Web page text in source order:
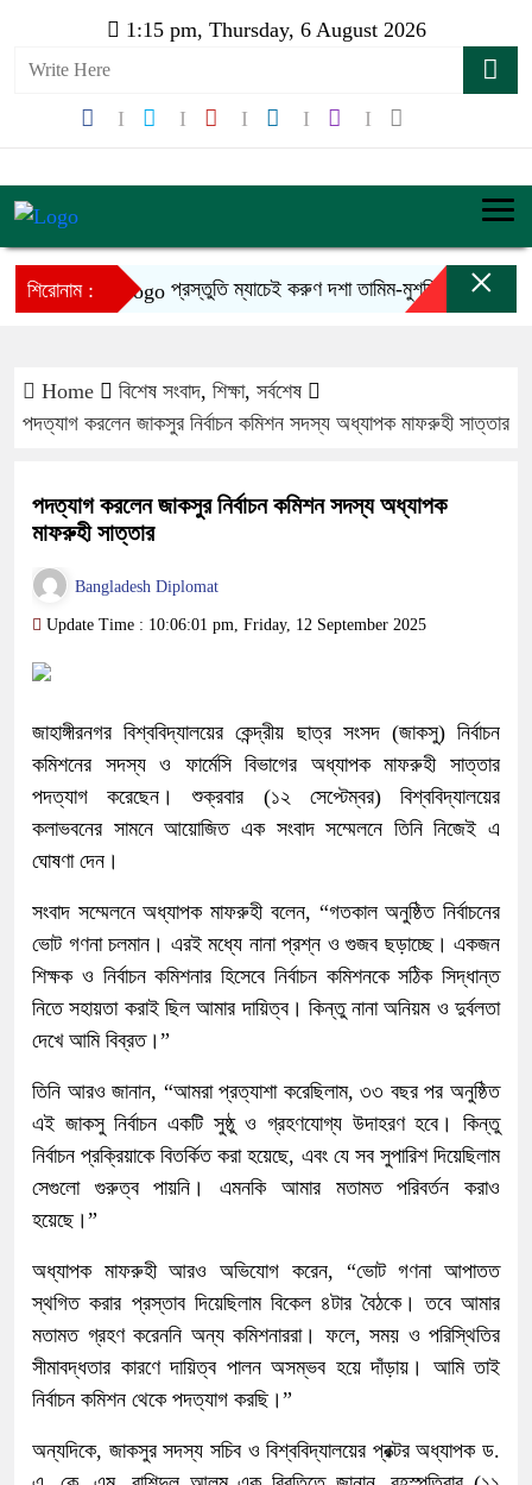
1:15 pm, Thursday, 6 August 2026
শিরোনাম : প্রস্তুতি ম্যাচেই করুণ দশা তামিম-মুশফিকদের ×
Home বিশেষ সংবাদ, শিক্ষা, সর্বশেষ
পদত্যাগ করলেন জাকসুর নির্বাচন কমিশন সদস্য অধ্যাপক মাফরুহী সাত্তার
পদত্যাগ করলেন জাকসুর নির্বাচন কমিশন সদস্য অধ্যাপক
মাফরুহী সাত্তার
Bangladesh Diplomat
Update Time : 10:06:01 pm, Friday, 12 September 2025
জাহাঙ্গীরনগর বিশ্ববিদ্যালয়ের কেন্দ্রীয় ছাত্র সংসদ (জাকসু) নির্বাচন
কমিশনের সদস্য ও ফার্মেসি বিভাগের অধ্যাপক মাফরুহী সাত্তার
পদত্যাগ করেছেন। শুক্রবার (১২ সেপ্টেম্বর) বিশ্ববিদ্যালয়ের
কলাভবনের সামনে আয়োজিত এক সংবাদ সম্মেলনে তিনি নিজেই এ
ঘোষণা দেন।
সংবাদ সম্মেলনে অধ্যাপক মাফরুহী বলেন, “গতকাল অনুষ্ঠিত নির্বাচনের
ভোট গণনা চলমান। এরই মধ্যে নানা প্রশ্ন ও গুজব ছড়াচ্ছে। একজন
শিক্ষক ও নির্বাচন কমিশনার হিসেবে নির্বাচন কমিশনকে সঠিক সিদ্ধান্ত
নিতে সহায়তা করাই ছিল আমার দায়িত্ব। কিন্তু নানা অনিয়ম ও দুর্বলতা
দেখে আমি বিব্রত।”
তিনি আরও জানান, “আমরা প্রত্যাশা করেছিলাম, ৩৩ বছর পর অনুষ্ঠিত
এই জাকসু নির্বাচন একটি সুষ্ঠু ও গ্রহণযোগ্য উদাহরণ হবে। কিন্তু
নির্বাচন প্রক্রিয়াকে বিতর্কিত করা হয়েছে, এবং যে সব সুপারিশ দিয়েছিলাম
সেগুলো গুরুত্ব পায়নি। এমনকি আমার মতামত পরিবর্তন করাও
হয়েছে।”
অধ্যাপক মাফরুহী আরও অভিযোগ করেন, “ভোট গণনা আপাতত
স্থগিত করার প্রস্তাব দিয়েছিলাম বিকেল ৪টার বৈঠকে। তবে আমার
মতামত গ্রহণ করেননি অন্য কমিশনাররা। ফলে, সময় ও পরিস্থিতির
সীমাবদ্ধতার কারণে দায়িত্ব পালন অসম্ভব হয়ে দাঁড়ায়। আমি তাই
নির্বাচন কমিশন থেকে পদত্যাগ করছি।”
অন্যদিকে, জাকসুর সদস্য সচিব ও বিশ্ববিদ্যালয়ের প্রক্টর অধ্যাপক ড.